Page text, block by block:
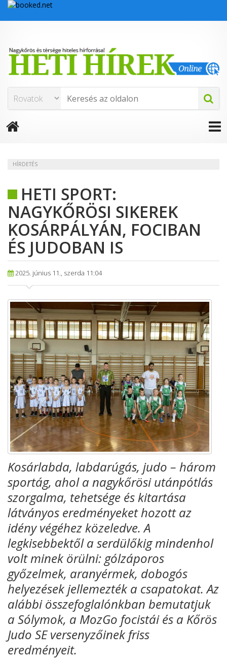
HÍRDETÉS
HETI SPORT:
NAGYKŐRÖSI SIKEREK
KOSÁRPÁLYÁN, FOCIBAN
ÉS JUDOBAN IS
2025. június 11., szerda 11:04
Kosárlabda, labdarúgás, judo – három
sportág, ahol a nagykőrösi utánpótlás
szorgalma, tehetsége és kitartása
látványos eredményeket hozott az
idény végéhez közeledve. A
legkisebbektől a serdülőkig mindenhol
volt minek örülni: gólzáporos
győzelmek, aranyérmek, dobogós
helyezések jellemezték a csapatokat. Az
alábbi összefoglalónkban bemutatjuk
a Sólymok, a MozGo focistái és a Kőrös
Judo SE versenyzőinek friss
eredményeit.